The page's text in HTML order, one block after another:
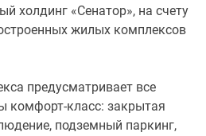
холдинг «Сенатор», на счету
жилых комплексов
предусматривает все
комфорт-класс: закрытая
подземный паркинг,